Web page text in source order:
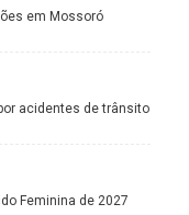
em Mossoró
acidentes de trânsito
Feminina de 2027